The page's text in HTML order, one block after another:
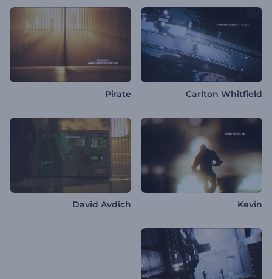
Carlton Whitfield
Pirate
Kevin
David Avdich